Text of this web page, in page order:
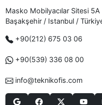
Masko Mobilyacılar Sitesi
Başakşehir / Istanbul /
+90(212) 675 03 06
+90(539) 336 08 00
info@teknikofis.com